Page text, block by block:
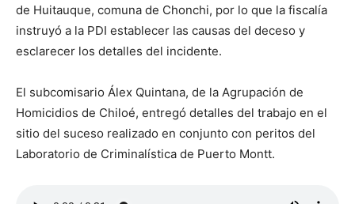
de Huitauque, comuna de Chonchi, por lo que la fiscalía
instruyó a la PDI establecer las causas del deceso y
esclarecer los detalles del incidente.
El subcomisario Álex Quintana, de la Agrupación de
Homicidios de Chiloé, entregó detalles del trabajo en el
sitio del suceso realizado en conjunto con peritos del
Laboratorio de Criminalística de Puerto Montt.